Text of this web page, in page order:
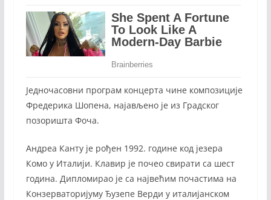
Једночасовни програм концерта чине композиције
Фредерика Шопена, најављено је из Градског
позоришта Фоча.
Андреа Канту је рођен 1992. године код језера
Комо у Италији. Клавир је почео свирати са шест
година. Дипломирао је са највећим почастима на
Конзерваторијуму Ђузепе Верди у италијанском